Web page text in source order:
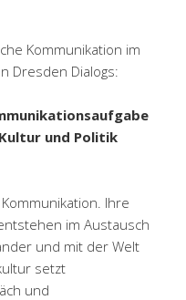
Kommunikation im
Dresden Dialogs:
und Politik
Ihre
im Austausch
und mit der Welt
setzt
und